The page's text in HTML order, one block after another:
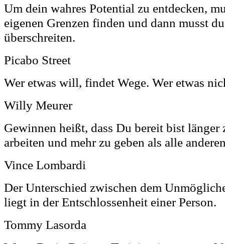
Um dein wahres Potential zu entdecken,
eigenen Grenzen finden und dann musst
überschreiten.
Picabo Street
Wer etwas will, findet Wege. Wer etwas
Willy Meurer
Gewinnen heißt, dass Du bereit bist länger
arbeiten und mehr zu geben als alle
Vince Lombardi
Der Unterschied zwischen dem
liegt in der Entschlossenheit einer Person.
Tommy Lasorda